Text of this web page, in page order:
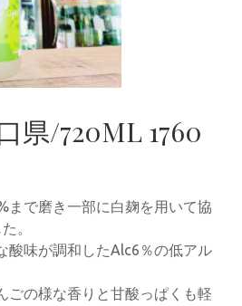
県/720ML 1760
まで磨き一部に白麹を用いて協
。
酸味が調和したAlc6％の低アル
ごの様な香りと甘酸っぱくも軽